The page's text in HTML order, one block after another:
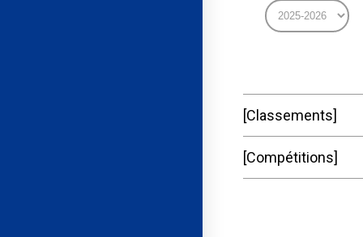
Classements
Compétitions